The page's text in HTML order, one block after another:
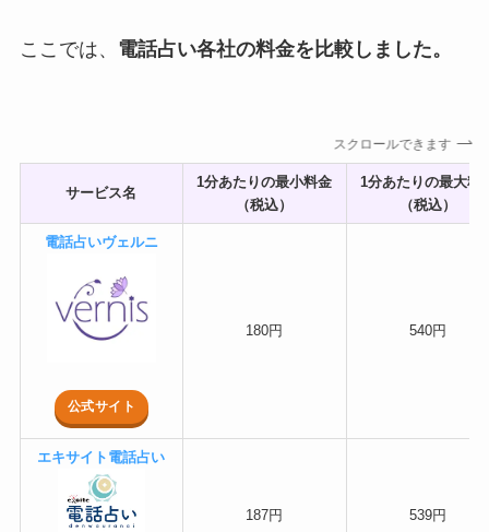
ここでは、 電話占い各社の料金を比較しました。
スクロールできます
サービス名
1分あたりの最小料金
（税込）
1分あたりの最大料
（税込）
電話占いヴェルニ
公式サイト
180円 540円
エキサイト電話占い
187円 539円